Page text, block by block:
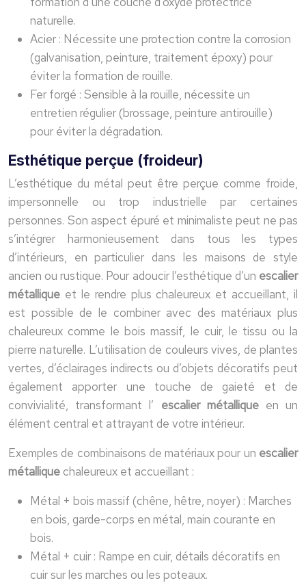
naturelle.
Acier : Nécessite une protection contre la corrosion
(galvanisation, peinture, traitement époxy) pour
éviter la formation de rouille.
Fer forgé : Sensible à la rouille, nécessite un
entretien régulier (brossage, peinture antirouille)
pour éviter la dégradation.
Esthétique perçue (froideur)
L’esthétique du métal peut être perçue comme froide,
impersonnelle ou trop industrielle par certaines
personnes. Son aspect épuré et minimaliste peut ne pas
s’intégrer harmonieusement dans tous les types
d’intérieurs, en particulier dans les maisons de style
ancien ou rustique. Pour adoucir l’esthétique d’un escalier
métallique et le rendre plus chaleureux et accueillant, il
est possible de le combiner avec des matériaux plus
chaleureux comme le bois massif, le cuir, le tissu ou la
pierre naturelle. L’utilisation de couleurs vives, de plantes
vertes, d’éclairages indirects ou d’objets décoratifs peut
également apporter une touche de gaieté et de
convivialité, transformant l’ escalier métallique en un
élément central et attrayant de votre intérieur.
Exemples de combinaisons de matériaux pour un escalier
métallique chaleureux et accueillant :
Métal + bois massif (chêne, hêtre, noyer) : Marches
en bois, garde-corps en métal, main courante en
bois.
Métal + cuir : Rampe en cuir, détails décoratifs en
cuir sur les marches ou les poteaux.